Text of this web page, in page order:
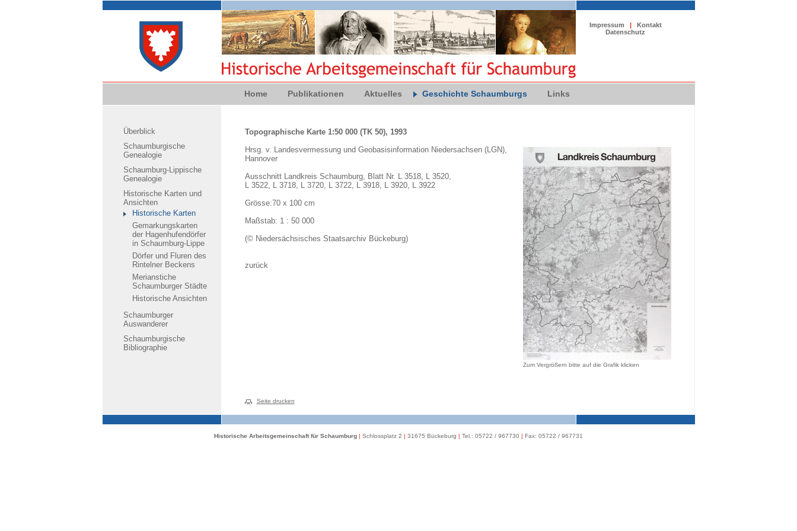
Impressum |
Kontakt
Datenschutz
Home Publikationen Aktuelles Geschichte Schaumburgs Links
Überblick
Schaumburgische
Genealogie
Schaumburg-Lippische
Genealogie
Historische Karten und
Ansichten
Historische Karten
Gemarkungskarten
der Hagenhufendörfer
in Schaumburg-Lippe
Dörfer und Fluren des
Rintelner Beckens
Merianstiche
Schaumburger Städte
Historische Ansichten
Schaumburger
Auswanderer
Schaumburgische
Bibliographie
Topographische Karte 1:50 000 (TK 50), 1993
Zum Vergrößern bitte auf die Grafik klicken
Hrsg. v. Landesvermessung und Geobasisinformation Niedersachsen (LGN),
Hannover
Ausschnitt Landkreis Schaumburg, Blatt Nr. L 3518, L 3520,
L 3522, L 3718, L 3720, L 3722, L 3918, L 3920, L 3922
Grösse:70 x 100 cm
Maßstab: 1 : 50 000
(© Niedersächsisches Staatsarchiv Bückeburg)
zurück
Seite drucken
Historische Arbeitsgemeinschaft für Schaumburg | Schlossplatz 2 | 31675 Bückeburg | Tel.: 05722 / 967730 | Fax: 05722 / 967731